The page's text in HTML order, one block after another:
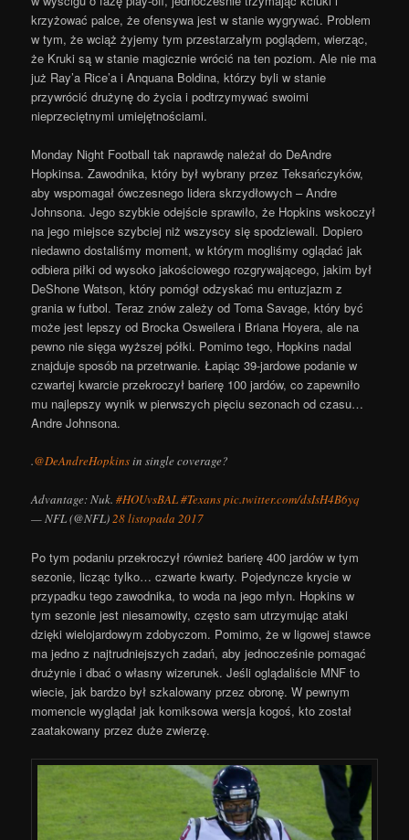
krzyżować palce, że ofensywa jest w stanie wygrywać. Problem
w tym, że wciąż żyjemy tym przestarzałym poglądem, wierząc,
że Kruki są w stanie magicznie wrócić na ten poziom. Ale nie ma
już Ray’a Rice’a i Anquana Boldina, którzy byli w stanie
przywrócić drużynę do życia i podtrzymywać swoimi
nieprzeciętnymi umiejętnościami.
Monday Night Football tak naprawdę należał do DeAndre
Hopkinsa. Zawodnika, który był wybrany przez Teksańczyków,
aby wspomagał ówczesnego lidera skrzydłowych – Andre
Johnsona. Jego szybkie odejście sprawiło, że Hopkins wskoczył
na jego miejsce szybciej niż wszyscy się spodziewali. Dopiero
niedawno dostaliśmy moment, w którym mogliśmy oglądać jak
odbiera piłki od wysoko jakościowego rozgrywającego, jakim był
DeShone Watson, który pomógł odzyskać mu entuzjazm z
grania w futbol. Teraz znów zależy od Toma Savage, który być
może jest lepszy od Brocka Osweilera i Briana Hoyera, ale na
pewno nie sięga wyższej półki. Pomimo tego, Hopkins nadal
znajduje sposób na przetrwanie. Łapiąc 39-jardowe podanie w
czwartej kwarcie przekroczył barierę 100 jardów,co zapewniło
mu najlepszy wynik w pierwszych pięciu sezonach od czasu…
Andre Johnsona.
.@DeAndreHopkinsin single coverage?
Advantage: Nuk.#HOUvsBAL#Texanspic.twitter.com/dsIsH4B6yq
— NFL (@NFL)28 listopada 2017
Po tym podaniu przekroczył również barierę 400 jardów w tym
sezonie, licząc tylko… czwarte kwarty. Pojedyncze krycie w
przypadku tego zawodnika, to woda na jego młyn. Hopkins w
tym sezonie jest niesamowity, często sam utrzymując ataki
dzięki wielojardowym zdobyczom. Pomimo, że w ligowej stawce
ma jedno z najtrudniejszych zadań, aby jednocześnie pomagać
drużynie i dbać o własny wizerunek. Jeśli oglądaliście MNF to
wiecie, jak bardzo był szkalowany przez obronę. W pewnym
momencie wyglądał jak komiksowa wersja kogoś, kto został
zaatakowany przez duże zwierzę.